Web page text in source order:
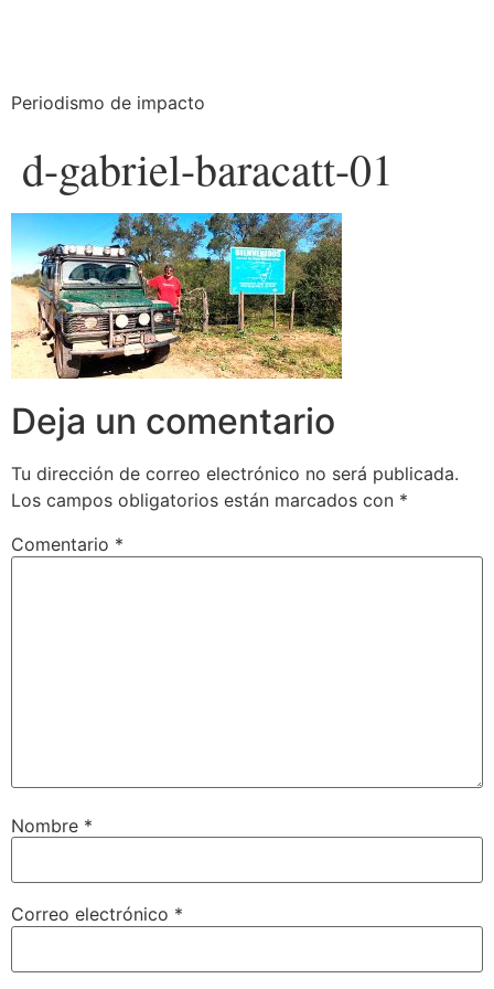
Periodismo de impacto
d-gabriel-baracatt-01
Deja un comentario
Tu dirección de correo electrónico no será publicada.
Los campos obligatorios están marcados con *
Comentario *
Nombre *
Correo electrónico *